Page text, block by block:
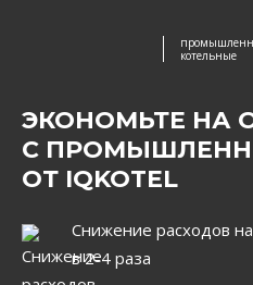
котельные
ЭКОНОМЬТЕ НА
С
ОТ IQKOTEL
Снижение расходов
в 2-4 раза